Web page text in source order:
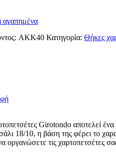
AKK40 Κατηγορία: Θήκες
Girotondo αποτελεί
18/10, η βάση της φέρει το
οργανώσετε τις χαρτοπετσέτες